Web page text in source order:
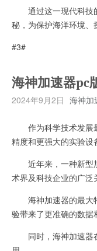
通过这一现代科技
秘，为保护海洋环境、
#3#
海神加速器pc
2024年9月2日 海神加
作为科学技术发展
精度和更强大的实验设
近年来，一种新型
术界及科技企业的广泛
海神加速器的最大
验带来了更准确的数据
同时，海神加速器